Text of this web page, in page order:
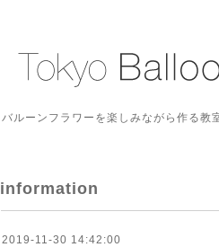
バルーンフラワーを楽しみながら作る
information
2019-11-30 14:42:00